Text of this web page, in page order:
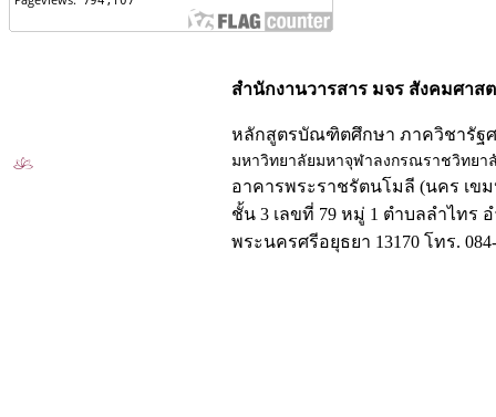
สำนักงานวารสาร มจร สังคมศาส
หลักสูตรบัณฑิตศึกษา ภาควิชารัฐ
มหาวิทยาลัยมหาจุฬาลงกรณราชวิทยา
อาคารพระราชรัตนโมลี (นคร เข
ชั้น 3 เลขที่ 79 หมู่ 1 ตำบลลำไทร
พระนครศรีอยุธยา 13170 โทร. 084-